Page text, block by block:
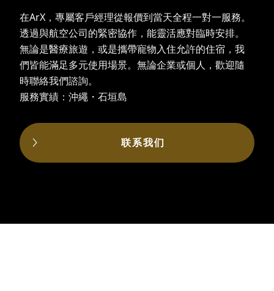
在ArX，專屬客戶經理從報價到當天全程一對一服務。
透過與航空公司的緊密協作，能靈活應對臨時安排。
無論是醫療旅遊，或是攜帶寵物入住允許的住宿，我
們皆能滿足多元使用場景。無論企業或個人，歡迎隨
時聯絡我們諮詢。
服務實績：沖繩・石垣島
联系我们